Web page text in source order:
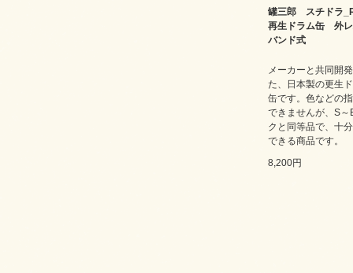
罐三郎 スチドラ
再生ドラム缶 外
バンド式
メーカーと共同開
た、日本製の更生
缶です。色などの
できませんが、S～
クと同等品で、十
できる商品です。
8,200円